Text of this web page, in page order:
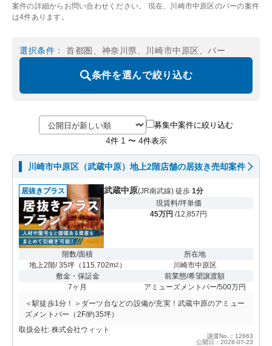
案件の詳細からお問い合わせください。 現在、川崎市中原区のバーの案件
は4件あります。
選択条件 ： 首都圏、神奈川県、川崎市中原区、バー
条件を選んで絞り込む
募集中案件に絞り込む
4件 1 〜 4件表示
川崎市中原区（武蔵中原）地上2階店舗の居抜き売却案件
居抜きプラス 武蔵中原(JR南武線) 徒歩 1分
現賃料/坪単価
45万円 /12,857円
階数/面積
地上2階/ 35坪（ 115.702m2 ）
所在地
川崎市中原区
敷金・保証金
7ヶ月
前業態/希望譲渡額
アミューズメントバー/500万円
＜駅徒歩1分！＞ダーツ台などの設備が充実！武蔵中原のアミュー
ズメントバー（2F/約35坪）
取扱会社: 株式会社ウィット
譲渡No.：12663
公開日：2026-07-23